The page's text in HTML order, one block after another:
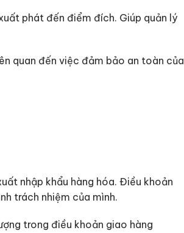
phát đến điểm đích. Giúp quản lý
quan đến việc đảm bảo an toàn của
nhập khẩu hàng hóa. Điều khoản
trách nhiệm của mình.
trong điều khoản giao hàng